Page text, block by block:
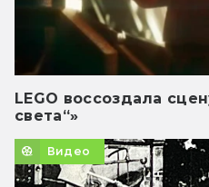
LEGO воссоздала
света“»
Видео